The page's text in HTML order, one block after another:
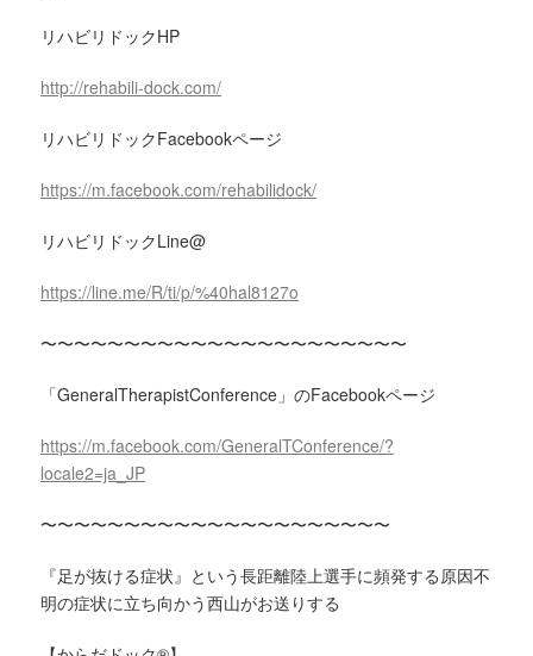
リハビリドックHP
http://rehabili-dock.com/
リハビリドックFacebookページ
https://m.facebook.com/rehabilidock/
リハビリドックLine@
https://line.me/R/ti/p/%40hal8127o
〜〜〜〜〜〜〜〜〜〜〜〜〜〜〜〜〜〜〜〜〜〜
「GeneralTherapistConference」のFacebookページ
https://m.facebook.com/GeneralTConference/?
locale2=ja_JP
〜〜〜〜〜〜〜〜〜〜〜〜〜〜〜〜〜〜〜〜〜
『足が抜ける症状』という長距離陸上選手に頻発する原因不
明の症状に立ち向かう西山がお送りする